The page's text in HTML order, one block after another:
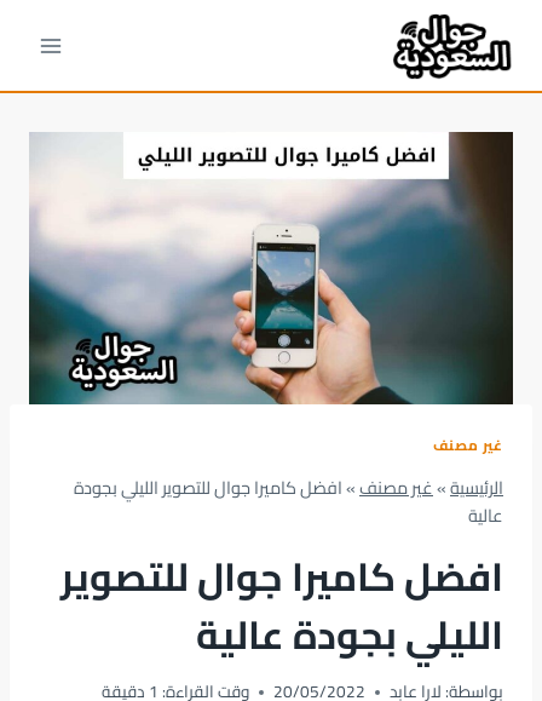
المحتوى
غير مصنف
الرئيسية»غير مصنف»افضل كاميرا جوال للتصوير الليلي بجودة
عالية
افضل كاميرا جوال للتصوير
الليلي بجودة عالية
بواسطة:لارا عابد 20/05/2022 وقت القراءة: 1دقيقة